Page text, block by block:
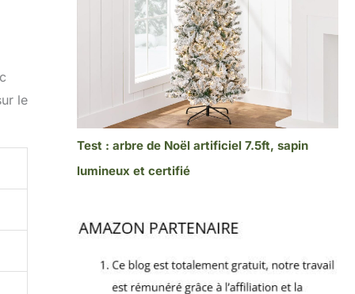
le
Test : arbre de Noël artificiel 7.5ft, sapin
lumineux et certifié